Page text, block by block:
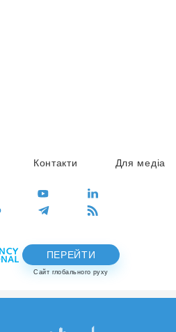
Контакти Для медіа
ПЕРЕЙТИ
Сайт глобального руху